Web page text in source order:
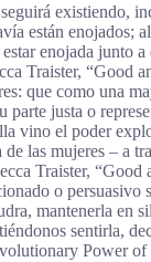
existiendo,
están enojados;
enojada junto
Traister, “Good
que como una
justa o
vino el poder
las mujeres – a
Traister,
o
mantenerla
sentirla,
Power of